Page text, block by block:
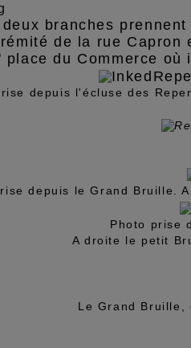
branches
de la rue
place du Commerce
depuis l'écluse des
depuis le Grand Bruille.
Photo prise
A droite le petit
Le Grand Bruille,